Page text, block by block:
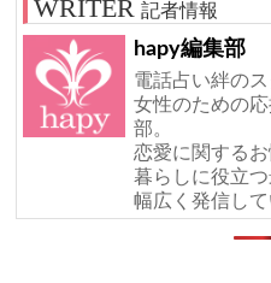
記者情報
hapy編集部
電話占い絆のス
女性のための
部。
恋愛に関するお
暮らしに役立つ
幅広く発信して